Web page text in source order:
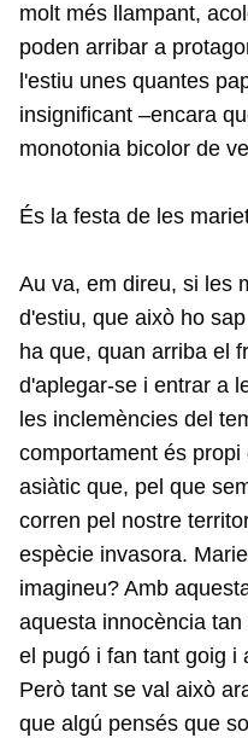
molt més llampant,
poden arribar a
l'estiu unes quantes
insignificant –encara
monotonia bicolor de
És la festa de les
Au va, em direu, si les
d'estiu, que això ho
ha que, quan arriba el
d'aplegar-se i entrar a
les inclemències del
comportament és
asiàtic que, pel que
corren pel nostre
espècie invasora.
imagineu? Amb
aquesta innocència
el pugó i fan tant goig i
Però tant se val això
que algú pensés que